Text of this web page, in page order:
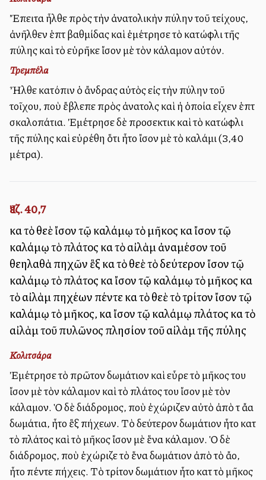
Ἔπειτα ἦλθε πρὸς τὴν ἀνατολικὴν πύλην τοῦ τείχους,
ἀνῆλθεν ἑπτὰ βαθμίδας καὶ ἐμέτρησε τὸ κατώφλι τῆς
πύλης καὶ τὸ εὑρῆκε ἴσον μὲ τὸν κάλαμον αὐτόν.
Τρεμπέλα
Ἦλθε κατόπιν ὁ ἄνδρας αὐτὸς εἰς τὴν πύλην τοῦ
τοῖχου, ποὺ ἔβλεπε πρὸς ἀνατολὰς καὶ ἡ ὁποία εἶχεν ἑπτὰ
σκαλοπάτια. Ἐμέτρησε δὲ προσεκτικὰ καὶ τὸ κατώφλι
τῆς πύλης καὶ εὑρέθη ὅτι ἦτο ἴσον μὲ τὸ καλάμι (3,40
μέτρα).
Ἰεζ. 40,7
καὶ τὸ θεὲ ἴσον τῷ καλάμῳ τὸ μῆκος καὶ ἴσον τῷ
καλάμῳ τὸ πλάτος καὶ τὸ αἰλὰμ ἀναμέσον τοῦ
θεηλαθὰ πηχῶν ἓξ καὶ τὸ θεὲ τὸ δεύτερον ἴσον τῷ
καλάμῳ τὸ πλάτος καὶ ἴσον τῷ καλάμῳ τὸ μῆκος καὶ
τὸ αἰλὰμ πηχέων πέντε καὶ τὸ θεὲ τὸ τρίτον ἴσον τῷ
καλάμῳ τὸ μῆκος, καὶ ἴσον τῷ καλάμῳ πλάτος καὶ τὸ
αἰλὰμ τοῦ πυλῶνος πλησίον τοῦ αἰλὰμ τῆς πύλης
Κολιτσάρα
Ἐμέτρησε τὸ πρῶτον δωμάτιον καὶ εὗρε τὸ μῆκος του
ἴσον μὲ τὸν κάλαμον καὶ τὸ πλάτος του ἴσον μὲ τὸν
κάλαμον. Ὁ δὲ διάδρομος, ποὺ ἐχώριζεν αὐτὸ ἀπὸ τὰ ἄλλα
δωμάτια, ἦτο ἓξ πήχεων. Τὸ δεύτερον δωμάτιον ἦτο κατὰ
τὸ πλάτος καὶ τὸ μῆκος ἴσον μὲ ἕνα κάλαμον. Ὁ δὲ
διάδρομος, ποὺ ἐχώριζε τὸ ἕνα δωμάτιον ἀπὸ τὸ ἄλλο,
ἦτο πέντε πήχεις. Τὸ τρίτον δωμάτιον ἦτο κατὰ τὸ μῆκος